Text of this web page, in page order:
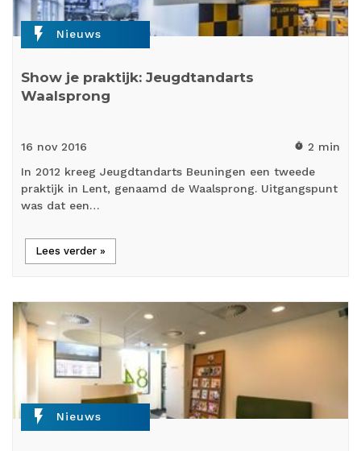
flash_on Nieuws
Show je praktijk: Jeugdtandarts
Waalsprong
16 nov 2016 timer 2 min
In 2012 kreeg Jeugdtandarts Beuningen een tweede
praktijk in Lent, genaamd de Waalsprong. Uitgangspunt
was dat een…
Lees verder »
flash_on Nieuws